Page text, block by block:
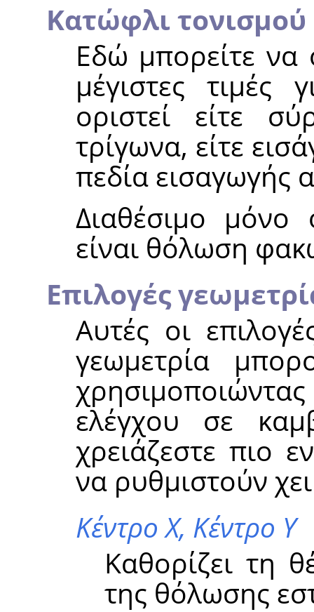
Κατώφλι τονισμού
Εδώ μπορείτε να
μέγιστες τιμές
οριστεί είτε
τρίγωνα, είτε
πεδία εισαγωγής
Διαθέσιμο
είναι θόλωση
Επιλογές
Αυτές οι
γεωμετρία
ελέγχου σε
χρειάζεστε πιο
να ρυθμιστούν
Κέντρο Χ, Κέντρο Υ
Καθορίζει τη
της θόλωσης